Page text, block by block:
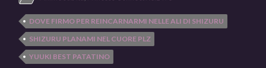
DOVE FIRMO PER REINCARNARMI NELLE ALI DI SHIZURU
SHIZURU PLANAMI NEL CUORE PLZ
YUUKI BEST PATATINO